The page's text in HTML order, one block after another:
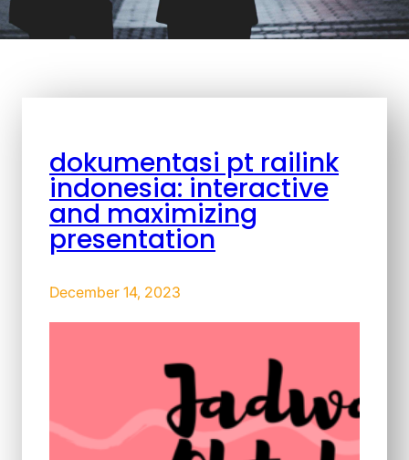
dokumentasi pt railink
indonesia: interactive
and maximizing
presentation
December 14, 2023